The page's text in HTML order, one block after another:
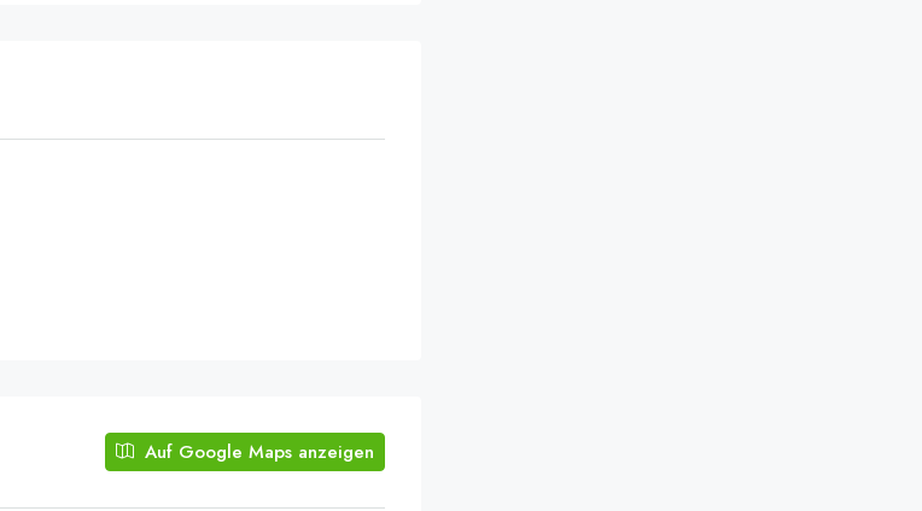
Auf Google Maps anzeigen